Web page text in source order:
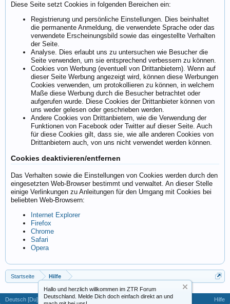
Hallo und herzlich willkommen im ZTR Forum
Deutschland. Melde Dich doch einfach direkt an und
Diese Seite setzt Cookies in folgenden Bereichen ein:
Registrierung und persönliche Einstellungen. Dies beinhaltet
die permanente Anmeldung, die verwendete Sprache oder das
verwendete Erscheinungsbild sowie das eingestellte Verhalten
der Seite.
Analyse. Dies erlaubt uns zu untersuchen wie Besucher die
Seite verwenden, um sie entsprechend verbessern zu können.
Cookies von Werbung (eventuell von Drittanbietern). Wenn auf
dieser Seite Werbung angezeigt wird, können diese Werbungen
Cookies verwenden, um protokollieren zu können, in welchem
Maße diese Werbung durch die Besucher betrachtet oder
aufgerufen wurde. Diese Cookies der Drittanbieter können von
uns weder gelesen oder geschrieben werden.
Andere Cookies von Drittanbietern, wie die Verwendung der
Funktionen von Facebook oder Twitter auf dieser Seite. Auch
für diese Cookies gilt, dass sie, wie alle anderen Cookies von
Drittanbietern auch, von uns nicht verwendet werden können.
Cookies deaktivieren/entfernen
Das Verhalten sowie die Einstellungen von Cookies werden durch den
eingesetzten Web-Browser bestimmt und verwaltet. An dieser Stelle
einige Verlinkungen zu Anleitungen für den Umgang mit Cookies bei
beliebten Web-Browsern:
Internet Explorer
Firefox
Chrome
Safari
Opera
Startseite Hilfe
Deutsch [Du] Hilfe